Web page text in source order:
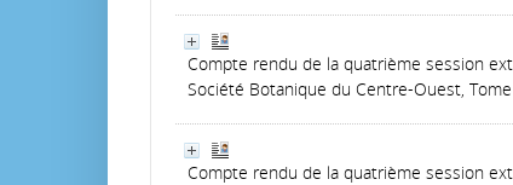
Compte rendu de la quatrième session
Société Botanique du Centre-Ouest,
Compte rendu de la quatrième session